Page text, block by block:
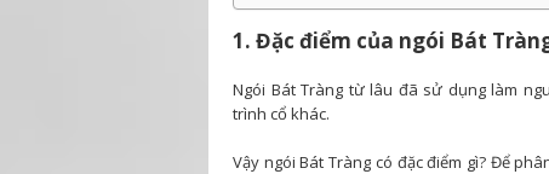
1. Đặc điểm của ngói Bát
Ngói Bát Tràng từ lâu đã sử dụng làm
trình cổ khác.
Vậy ngói Bát Tràng có đặc điểm gì? Để